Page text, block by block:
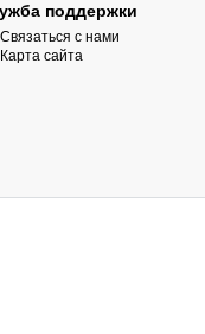
поддержки
Связаться с нами
Карта сайта